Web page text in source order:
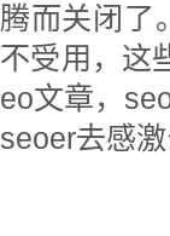
腾而关闭了
不受用，这
eo文章，
seoer去感激